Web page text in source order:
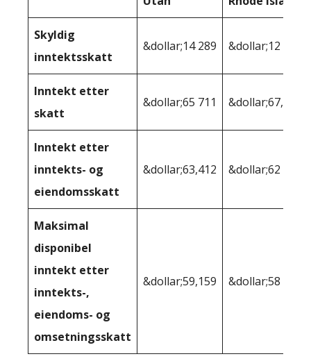
Skyldig
inntektsskatt
&dollar;14 289 &dollar;12 856
Inntekt etter
skatt
&dollar;65 711 &dollar;67,144
Inntekt etter
inntekts- og
eiendomsskatt
&dollar;63,412 &dollar;62 670
Maksimal
disponibel
inntekt etter
inntekts-,
eiendoms- og
omsetningsskatt
&dollar;59,159 &dollar;58 570